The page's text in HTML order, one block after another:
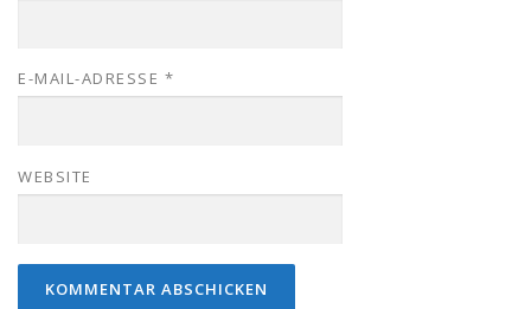
E-MAIL-ADRESSE *
WEBSITE